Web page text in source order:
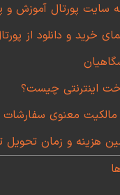
سایت پورتال آموزش و
خرید و دانلود از
اینترنتی چیست؟
معنوی سفارشات
هزینه و زمان تحویل